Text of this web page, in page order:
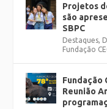
Projetos
são
SBPC
Destaques,
Fundação
Fundação
Reunião